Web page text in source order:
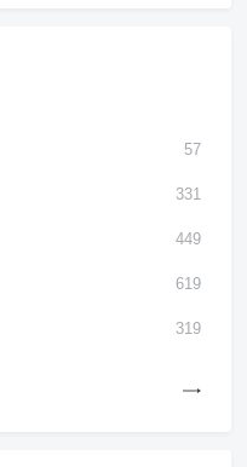
57
331
449
619
319